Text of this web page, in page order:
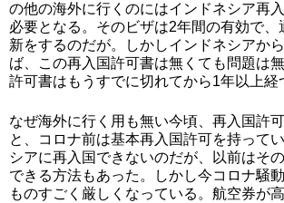
の他の海外に行くのにはインドネシア再
必要となる。そのビザは2年間の有効で、
新をするのだが。しかしインドネシアか
ば、この再入国許可書は無くても問題は
許可書はもうすでに切れてから1年以上経
なぜ海外に行く用も無い今頃、再入国許
と、コロナ前は基本再入国許可を持って
シアに再入国できないのだが、以前はそ
できる方法もあった。しかし今コロナ騒
ものすごく厳しくなっている。航空券が